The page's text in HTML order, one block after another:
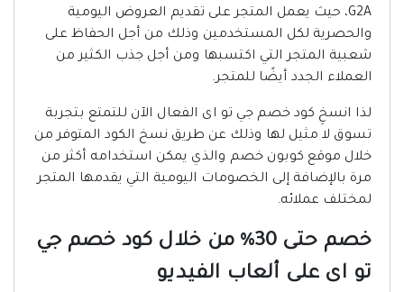
G2A، حيث يعمل المتجر على تقديم العروض اليومية
والحصرية لكل المستخدمين وذلك من أجل الحفاظ على
شعبية المتجر التي اكتسبها ومن أجل جذب الكثير من
العملاء الجدد أيضًا للمتجر.
لذا انسخِ كود خصم جي تو اى الفعال الآن للتمتع بتجربة
تسوق لا مثيل لها وذلك عن طريق نسخ الكود المتوفر من
خلال موقع كوبون خصم والذي يمكن استخدامه أكثر من
مرة بالإضافة إلى الخصومات اليومية التي يقدمها المتجر
لمختلف عملائه.
خصم حتى 30% من خلال كود خصم جي
تو اى على ألعاب الفيديو